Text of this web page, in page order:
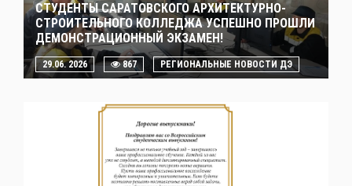
СТУДЕНТЫ САРАТОВСКОГО АРХИТЕКТУРНО-
СТРОИТЕЛЬНОГО КОЛЛЕДЖА УСПЕШНО ПРОШЛИ
ДЕМОНСТРАЦИОННЫЙ ЭКЗАМЕН!
29.06. 2026 867 РЕГИОНАЛЬНЫЕ НОВОСТИ ДЭ